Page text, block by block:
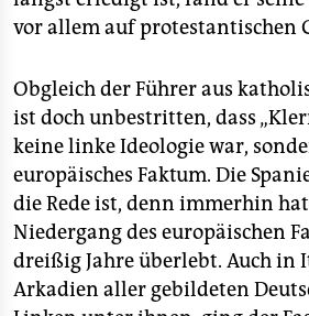
vor allem auf protestantischen
Obgleich der Führer aus
ist doch unbestritten, dass
keine linke Ideologie war,
europäisches Faktum. Die
die Rede ist, denn immerhin
Niedergang des europäischen
dreißig Jahre überlebt. Auch in
Arkadien aller gebildeten